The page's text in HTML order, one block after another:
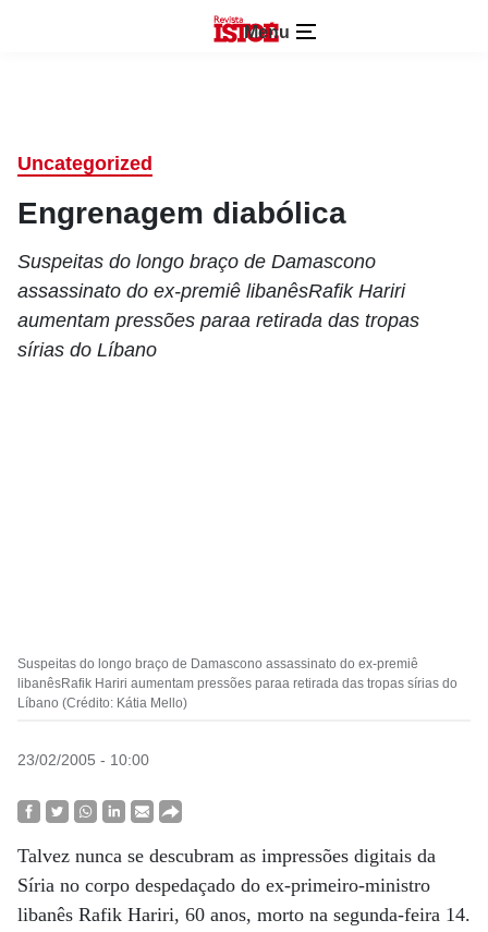
Menu
Uncategorized
Engrenagem diabólica
Suspeitas do longo braço de Damascono
assassinato do ex-premiê libanêsRafik Hariri
aumentam pressões paraa retirada das tropas
sírias do Líbano
Suspeitas do longo braço de Damascono assassinato do ex-premiê
libanêsRafik Hariri aumentam pressões paraa retirada das tropas sírias do
Líbano (Crédito: Kátia Mello)
23/02/2005 - 10:00
Talvez nunca se descubram as impressões digitais da
Síria no corpo despedaçado do ex-primeiro-ministro
libanês Rafik Hariri, 60 anos, morto na segunda-feira 14.